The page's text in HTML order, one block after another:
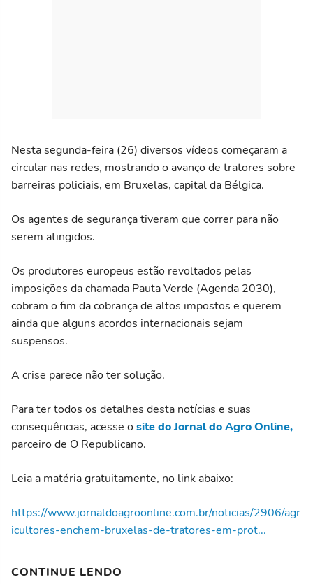
Nesta segunda-feira (26) diversos vídeos começaram a
circular nas redes, mostrando o avanço de tratores sobre
barreiras policiais, em Bruxelas, capital da Bélgica.
Os agentes de segurança tiveram que correr para não
serem atingidos.
Os produtores europeus estão revoltados pelas
imposições da chamada Pauta Verde (Agenda 2030),
cobram o fim da cobrança de altos impostos e querem
ainda que alguns acordos internacionais sejam
suspensos.
A crise parece não ter solução.
Para ter todos os detalhes desta notícias e suas
consequências, acesse osite do Jornal do Agro Online,
parceiro de O Republicano.
Leia a matéria gratuitamente, no link abaixo:
https://www.jornaldoagroonline.com.br/noticias/2906/agr
icultores-enchem-bruxelas-de-tratores-em-prot...
CONTINUE LENDO